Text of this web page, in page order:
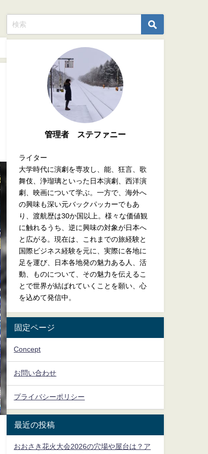
管理者 ステファニー
ライター
大学時代に演劇を専攻し、能、狂言、歌
舞伎、浄瑠璃といった日本演劇、西洋演
劇、映画について学ぶ。一方で、海外へ
の興味も深い元バックパッカーでもあ
り、渡航歴は30か国以上。様々な価値観
に触れるうち、逆に興味の対象が日本へ
と広がる。現在は、これまでの旅経験と
国際ビジネス経験を元に、実際に各地に
足を運び、日本各地発の魅力ある人、活
動、ものについて、その魅力を伝えるこ
とで世界が結ばれていくことを願い、心
を込めて発信中。
固定ページ
Concept
お問い合わせ
プライバシーポリシー
最近の投稿
おおさき花火大会2026の穴場や屋台は？ア